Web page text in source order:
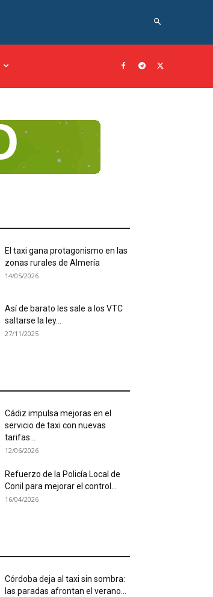
El taxi gana protagonismo en las
zonas rurales de Almería
14/05/2026
Así de barato les sale a los VTC
saltarse la ley...
27/11/2025
Cádiz impulsa mejoras en el
servicio de taxi con nuevas
tarifas...
12/06/2026
Refuerzo de la Policía Local de
Conil para mejorar el control...
16/04/2026
Córdoba deja al taxi sin sombra:
las paradas afrontan el verano...